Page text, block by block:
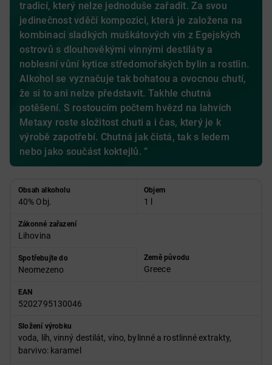
tradicí, který nelze jednoduše zařadit. Za svou
jedinečnost vděčí kompozici, která je založena na
kombinaci sladkých muškátových vín z Egejských
ostrovů s dlouhověkými vinnými destiláty a
noblesní vůní kytice středomořských bylin a rostlin.
Alkohol se vyznačuje tak bohatou a ovocnou chutí,
že si to ani nelze představit. Takhle chutná
potěšení. S rostoucím počtem hvězd na lahvích
Metaxy roste složitost chuti a i čas, který je k
výrobě zapotřebí. Chutná jak čistá, tak s ledem
nebo jako součást koktejlů. ”
Obsah alkoholu
40% Obj.
Objem
1 l
Zákonné zařazení
Lihovina
Spotřebujte do
Neomezeno
Země původu
Greece
EAN
5202795130046
Složení výrobku
voda, líh, vinný destilát, víno, bylinné a rostlinné extrakty,
barvivo: karamel